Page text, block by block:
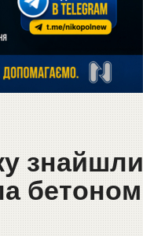
знайшли
бетоном